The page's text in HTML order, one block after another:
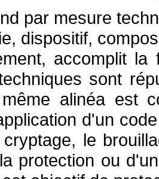
par mesure
dispositif,
accomplit
sont
alinéa est
d'un
le
protection ou